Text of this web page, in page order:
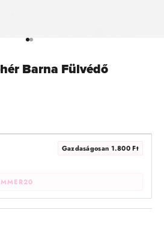
Ugrás a cikkre 1
Ugrás a cikkre 2
Barna Fülvédő
Gazdaságosan 1.800 Ft